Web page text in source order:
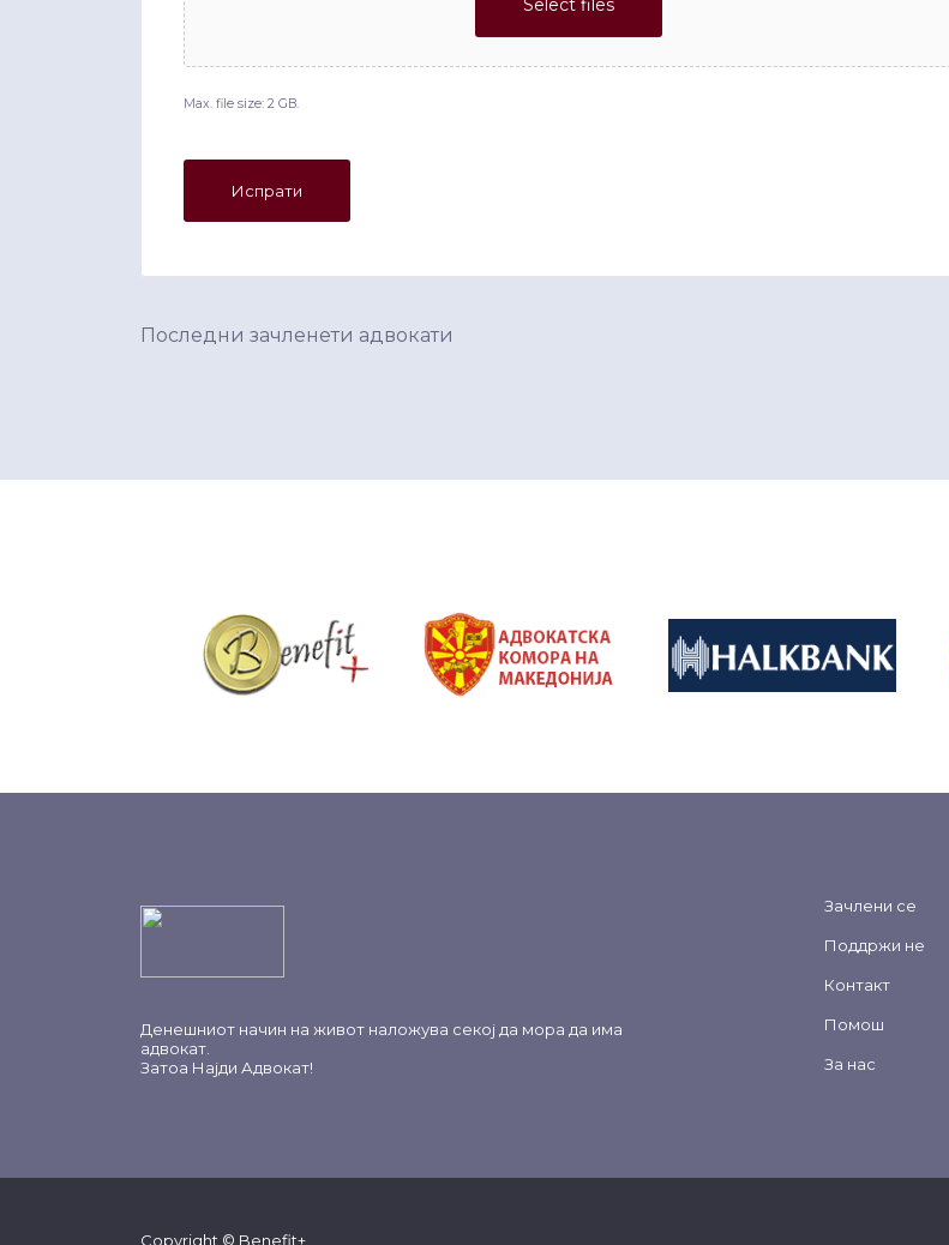
Max. file size: 2 GB.
Последни зачленети адвокати
Денешниот начин на живот наложува секој да мора да има
адвокат.
Затоа Најди Адвокат!
Зачлени се
Поддржи не
Контакт
Помош
За нас
Copyright © Benefit+